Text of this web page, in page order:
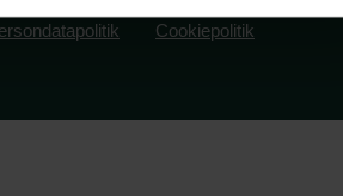
Cookiepolitik